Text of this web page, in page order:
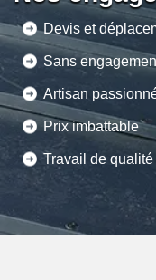
Devis et
Sans
Artisan
Prix imbattable
Travail de qualité